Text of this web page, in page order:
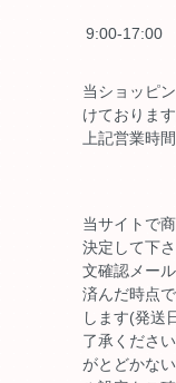
9:00-17:00
当ショッピ
けておりま
上記営業時
当サイトで
決定して下
文確認メー
済んだ時点
します(発送
了承くださ
がとどかな